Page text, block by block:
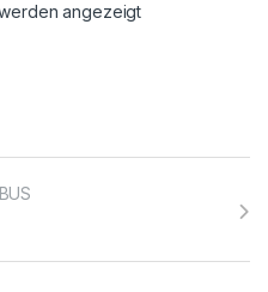
angezeigt